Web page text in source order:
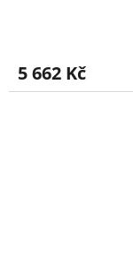
5 662 Kč